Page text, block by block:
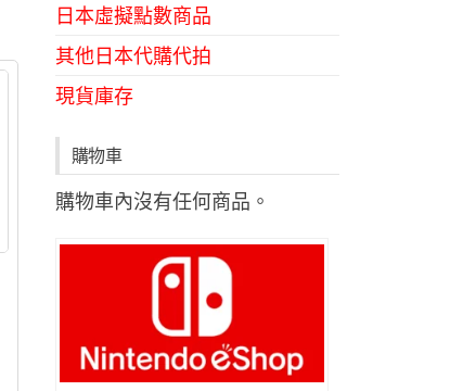
日本虛擬點數商品
其他日本代購代拍
現貨庫存
購物車
購物車內沒有任何商品。